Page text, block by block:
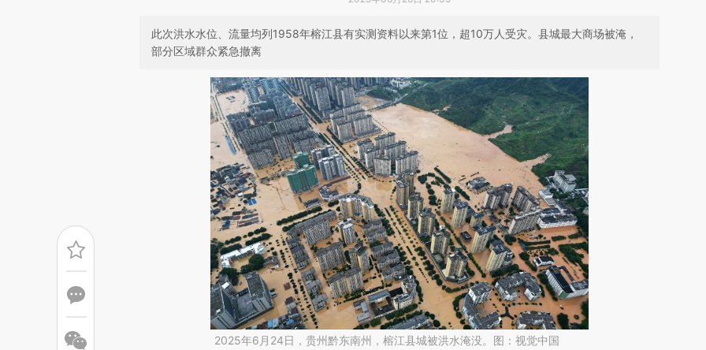
此次洪水水位、流量均列1958年榕江县有实测资料以来第1位，超10万人受灾。县城最大商场被淹，
部分区域群众紧急撤离
2025年6月24日，贵州黔东南州，榕江县城被洪水淹没。图：视觉中国